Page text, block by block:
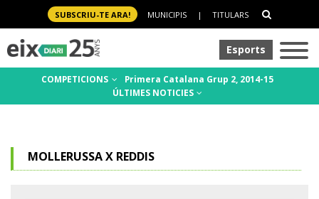
SUBSCRIU-TE ARA! MUNICIPIS | TITULARS
Esports
COMPETICIONS
Primera Catalana Grup 2, 2014-15
ÚLTIMES NOTICIES
MOLLERUSSA X REDDIS